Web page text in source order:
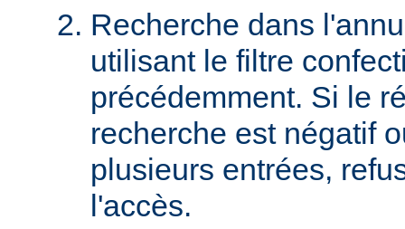
Recherche dans
utilisant le filtre
précédemment. Si le
recherche est négatif
plusieurs entrées,
l'accès.